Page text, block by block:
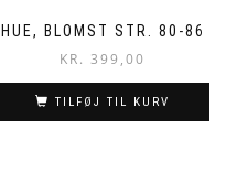
HUE, BLOMST STR. 80-86
KR. 399,00
TILFØJ TIL KURV